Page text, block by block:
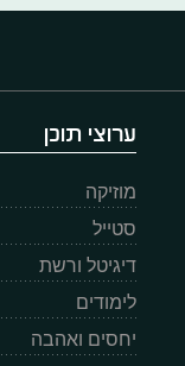
ערוצי תוכן
מוזיקה
סטייל
דיגיטל ורשת
לימודים
יחסים ואהבה